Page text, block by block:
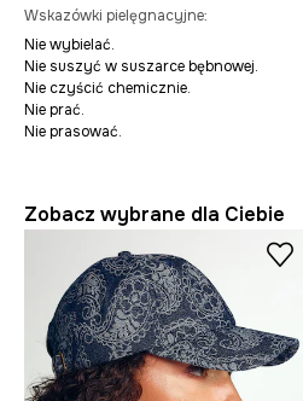
Wskazówki pielęgnacyjne:
Nie wybielać.
Nie suszyć w suszarce bębnowej.
Nie czyścić chemicznie.
Nie prać.
Nie prasować.
Zobacz wybrane dla Ciebie